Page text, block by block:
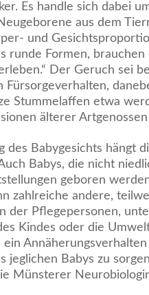
Es handle sich dabei
aus dem
und
runde Formen,
Der Geruch sei
Stummelaffen etwa
älterer Artgenossen
des Babygesichts hängt
Babys, die nicht
geboren
zahlreiche andere,
der Pflegepersonen,
Kindes oder die
ein
jeglichen Babys zu
Münsterer